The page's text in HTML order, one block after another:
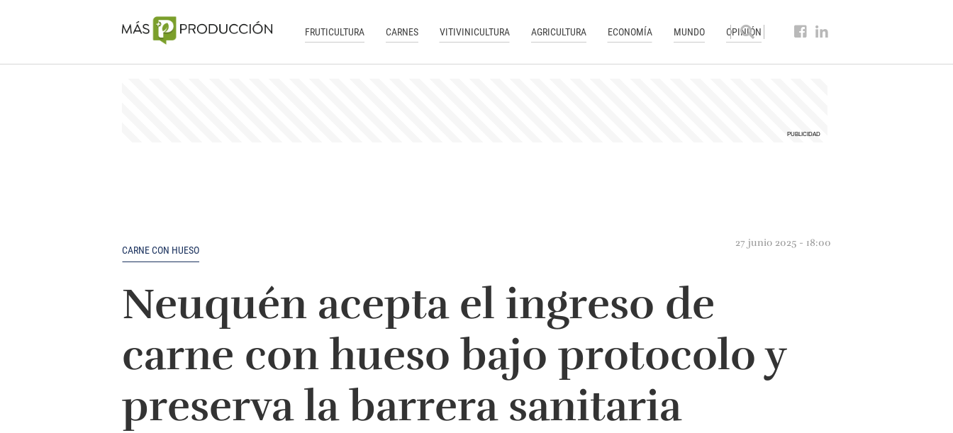
FRUTICULTURA CARNES VITIVINICULTURA AGRICULTURA ECONOMÍA MUNDO OPINIÓN
CARNE CON HUESO
27 junio 2025 - 18:00
Neuquén acepta el ingreso de
carne con hueso bajo protocolo y
preserva la barrera sanitaria